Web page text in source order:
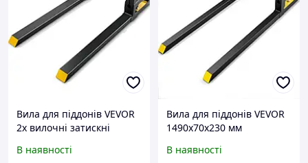
Вила для піддонів VEVOR
2х вилочні затискні
Вантажопідйомність вил
В наявності
Вила для піддонів VEVOR
1490x70x230 мм
907 кг Загальна довжина
В наявності